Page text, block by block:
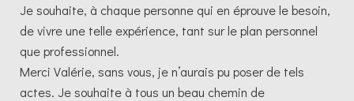
Je souhaite, à chaque personne qui en éprouve le besoin,
de vivre une telle expérience, tant sur le plan personnel
que professionnel.
Merci Valérie, sans vous, je n’aurais pu poser de tels
actes. Je souhaite à tous un beau chemin de